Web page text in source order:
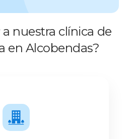
sanitario NRS
CS2046.
a nuestra clínica de
en Alcobendas?